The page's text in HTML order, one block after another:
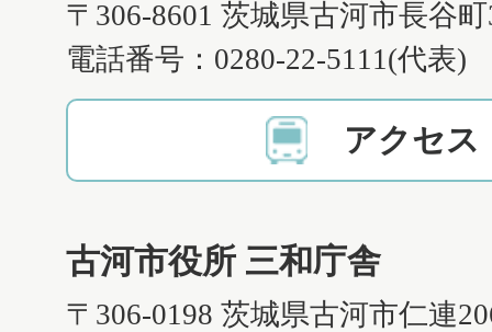
〒306-8601 茨城県古河市長谷
電話番号：0280-22-5111(代表)
アクセス
古河市役所 三和庁舎
〒306-0198 茨城県古河市仁連